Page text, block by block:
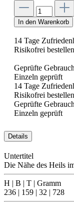
In den Warenkorb
14 Tage
Risikofrei bestellen
Geprüfte
Einzeln geprüft
14 Tage
Risikofrei bestellen
Geprüfte
Einzeln geprüft
Details
Untertitel
Die Nähe des Heils
H | B | T | Gramm
236 | 159 | 32 | 728